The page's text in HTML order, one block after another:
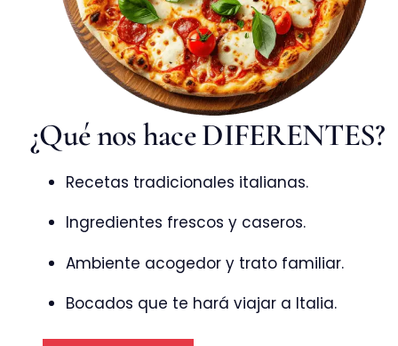
¿Qué nos hace DIFERENTES?
Recetas tradicionales italianas.
Ingredientes frescos y caseros.
Ambiente acogedor y trato familiar.
Bocados que te hará viajar a Italia.